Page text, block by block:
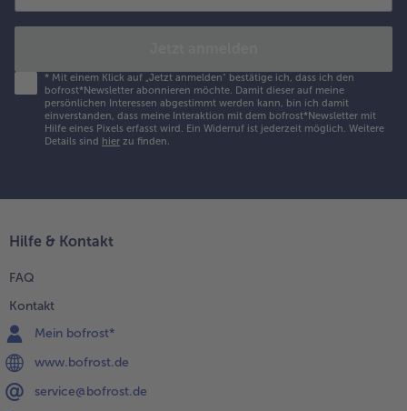
* Mit einem Klick auf „Jetzt anmelden" bestätige ich, dass ich den
bofrost*Newsletter abonnieren möchte. Damit dieser auf meine
persönlichen Interessen abgestimmt werden kann, bin ich damit
einverstanden, dass meine Interaktion mit dem bofrost*Newsletter mit
Hilfe eines Pixels erfasst wird. Ein Widerruf ist jederzeit möglich. Weitere
Details sind hier zu finden.
Hilfe & Kontakt
FAQ
Kontakt
Mein bofrost*
www.bofrost.de
service@bofrost.de